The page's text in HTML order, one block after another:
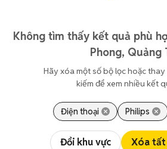
Không tìm thấy kết quả phù
Phong, Quảng
Hãy xóa một số bộ lọc hoặc thay
kiếm để xem nhiều kết
Điện thoại Philips
Đổi khu vực Xóa tất